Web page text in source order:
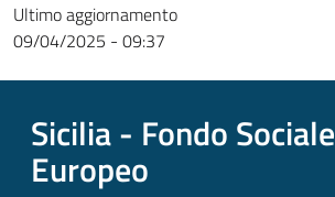
Ultimo aggiornamento
09/04/2025 - 09:37
Sicilia - Fondo Sociale
Europeo